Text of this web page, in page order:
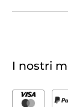
I nostri